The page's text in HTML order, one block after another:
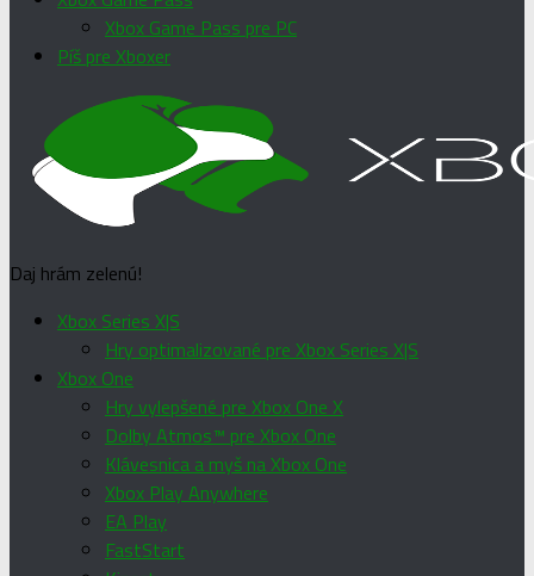
Xbox Game Pass pre PC
Píš pre Xboxer
Daj hrám zelenú!
Xbox Series X|S
Hry optimalizované pre Xbox Series X|S
Xbox One
Hry vylepšené pre Xbox One X
Dolby Atmos™ pre Xbox One
Klávesnica a myš na Xbox One
Xbox Play Anywhere
EA Play
FastStart